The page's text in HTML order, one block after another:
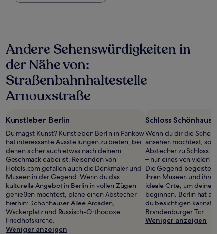
Nacht,
24 Stunden
für
einen
Aufenthalt
mit
1 Übernachtung
von
gefunden
wurde.
Preise
und
Verfügbarkeiten
können
sich
ändern.
Es
können
zusätzliche
Bedingungen
gelten.
Andere Sehenswürdigkeiten in
der Nähe von:
Straßenbahnhaltestelle
Arnouxstraße
Kunstleben Berlin
Du magst Kunst? Kunstleben Berlin in Pankow
hat interessante Ausstellungen zu bieten, bei
denen sicher auch etwas nach deinem
Geschmack dabei ist. Reisenden von
Hotels.com gefallen auch die Denkmäler und
Museen in der Gegend. Wenn du das
kulturelle Angebot in Berlin in vollen Zügen
genießen möchtest, plane einen Abstecher
hierhin: Schönhauser Allee Arcaden,
Wackerplatz und Russisch-Orthodoxe
Friedhofskirche.
Weniger anzeigen
Schloss
Wenn du dir die
ansehen möchtest,
Abstecher zu Schloss
– nur eines von vielen
Die Gegend
ihren Museen und
ideale Orte, um deine
beginnen. Berlin hat
du besichtigen kannst,
Brandenburger Tor.
Weniger anzeigen